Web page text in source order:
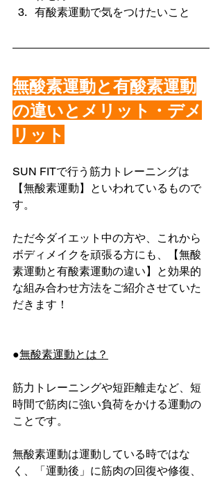
有酸素運動で気をつけたいこと
無酸素運動と有酸素運動
の違いとメリット・デメ
リット
SUN FITで行う筋力トレーニングは
【無酸素運動】といわれているもので
す。
ただ今ダイエット中の方や、これから
ボディメイクを頑張る方にも、【無酸
素運動と有酸素運動の違い】と効果的
な組み合わせ方法をご紹介させていた
だきます！
●無酸素運動とは？
筋力トレーニングや短距離走など、短
時間で筋肉に強い負荷をかける運動の
ことです。
無酸素運動は運動している時ではな
く、「運動後」に筋肉の回復や修復、